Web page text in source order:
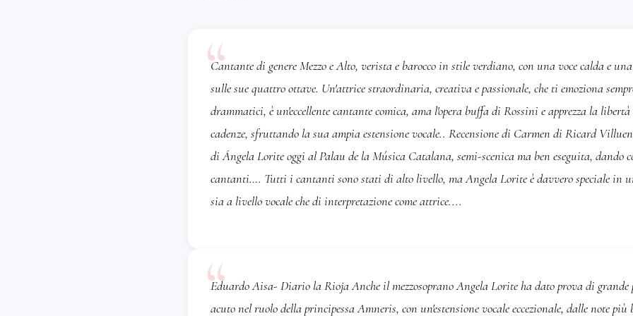
have performed works such as
Amor Brujo and Mama Lucia from Cavalleria Rusticana,
becoming the director of “La Nit d'Ópera” since 2017.
-In FUNDACIÓ ÓPERA CATALUNYA, I debuted the
“Beltrana. Since then I toured Spain singing
Zarzuela and Opera.
- Titles “role” represented: I currently work with Miquel
Ortega. Due to my flexibility and extensive vocal range
that spans almost 4 octaves, it allows me to perform a
Cavalleria Rusticana, Azucena from Il Trovatore , Éboli
from Don Carlo, Flora from La Traviata, Amneris Aida,
“
Cantante di genere Mezzo e Alto, verista e barocco in stile verdiano, con una voce calda e
sulle sue quattro ottave. Un'attrice straordinaria, creativa e passionale, che ti emoziona
drammatici, è un'eccellente cantante comica, ama l'opera buffa di Rossini e apprezza la
cadenze, sfruttando la sua ampia estensione vocale.. Recensione di Carmen di Ricard
di Ángela Lorite oggi al Palau de la Música Catalana, semi-scenica ma ben eseguita, dando
cantanti…. Tutti i cantanti sono stati di alto livello, ma Angela Lorite è davvero speciale in
sia a livello vocale che di interpretazione come attrice....
“
Eduardo Aisa- Diario la Rioja Anche il mezzosoprano Angela Lorite ha dato prova di grande
acuto nel ruolo della principessa Amneris, con un'estensione vocale eccezionale, dalle note più